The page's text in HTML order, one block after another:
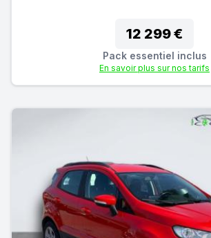
12 299 €
Pack essentiel inclus
En savoir plus sur nos tarifs